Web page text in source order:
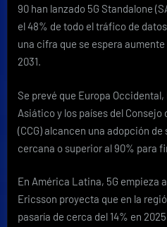
90 han lanzado 5G Standalone
el 48% de todo el tráfico de
una cifra que se espera
2031.
Se prevé que Europa
Asiático y los países del Consejo
(CCG) alcancen una adopción
cercana o superior al 90% para
En América Latina, 5G empieza
Ericsson proyecta que en la
pasaría de cerca del 14% en